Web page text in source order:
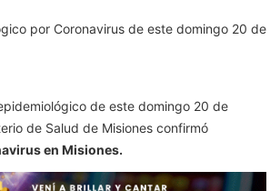
de este domingo 20 de
de Salud de Misiones confirmó
en Misiones.